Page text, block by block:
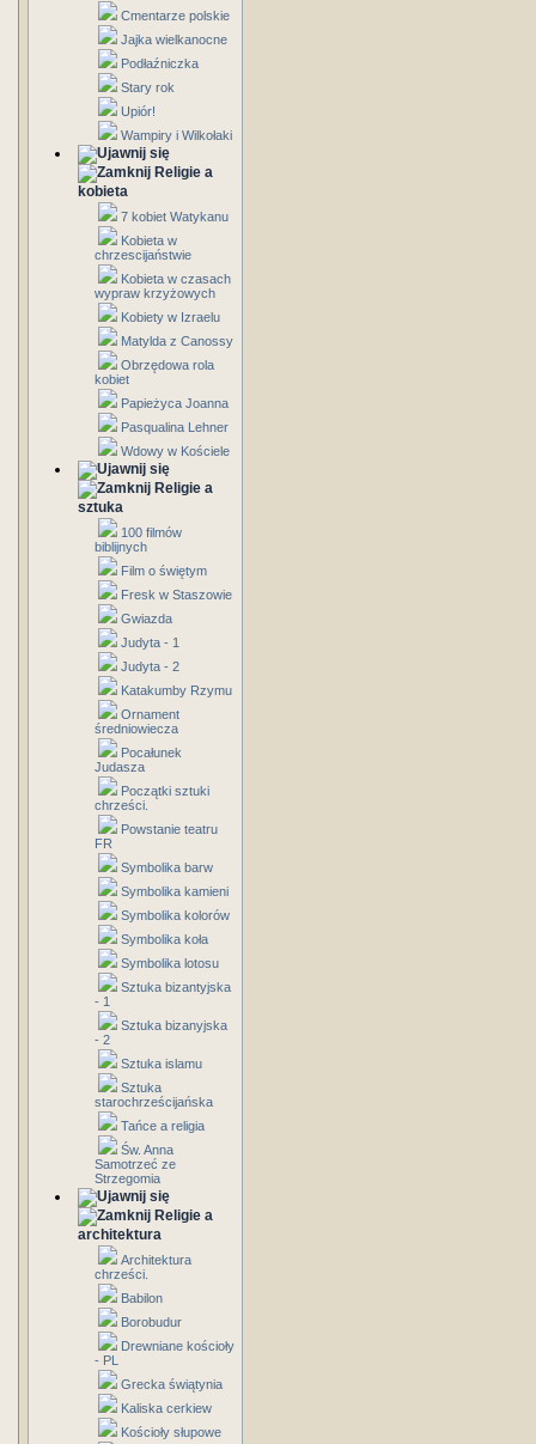
Cmentarze polskie
Jajka wielkanocne
Podłaźniczka
Stary rok
Upiór!
Wampiry i Wilkołaki
Religie a
kobieta
7 kobiet Watykanu
Kobieta w
chrzescijaństwie
Kobieta w czasach
wypraw krzyżowych
Kobiety w Izraelu
Matylda z Canossy
Obrzędowa rola
kobiet
Papieżyca Joanna
Pasqualina Lehner
Wdowy w Kościele
Religie a
sztuka
100 filmów
biblijnych
Film o świętym
Fresk w Staszowie
Gwiazda
Judyta - 1
Judyta - 2
Katakumby Rzymu
Ornament
średniowiecza
Pocałunek
Judasza
Początki sztuki
chrześci.
Powstanie teatru
FR
Symbolika barw
Symbolika kamieni
Symbolika kolorów
Symbolika koła
Symbolika lotosu
Sztuka bizantyjska
- 1
Sztuka bizanyjska
- 2
Sztuka islamu
Sztuka
starochrześcijańska
Tańce a religia
Św. Anna
Samotrzeć ze
Strzegomia
Religie a
architektura
Architektura
chrześci.
Babilon
Borobudur
Drewniane kościoły
- PL
Grecka świątynia
Kaliska cerkiew
Kościoły słupowe